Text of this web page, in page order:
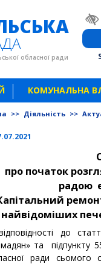
обласної ради
КОМУНАЛЬНА
>> Діяльність >>
про початок
радою
найвідоміших
до
та підпункту
ради сьомого